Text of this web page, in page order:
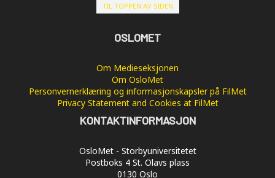
TIL TOPPEN AV SIDEN
OSLOMET
Om Medieseksjonen
Om OsloMet
Personvernerklæring og informasjonskapsler på FilMet
Privacy Statement and Cookies at FilMet
KONTAKTINFORMASJON
OsloMet - Storbyuniversitetet
Postboks 4 St. Olavs plass
0130 Oslo